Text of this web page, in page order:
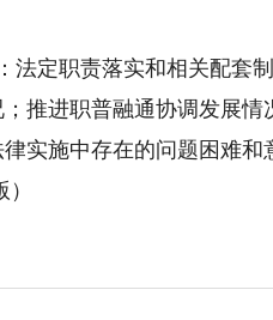
定职责落实和相关配套
推进职普融通协调发展
实施中存在的问题困难和